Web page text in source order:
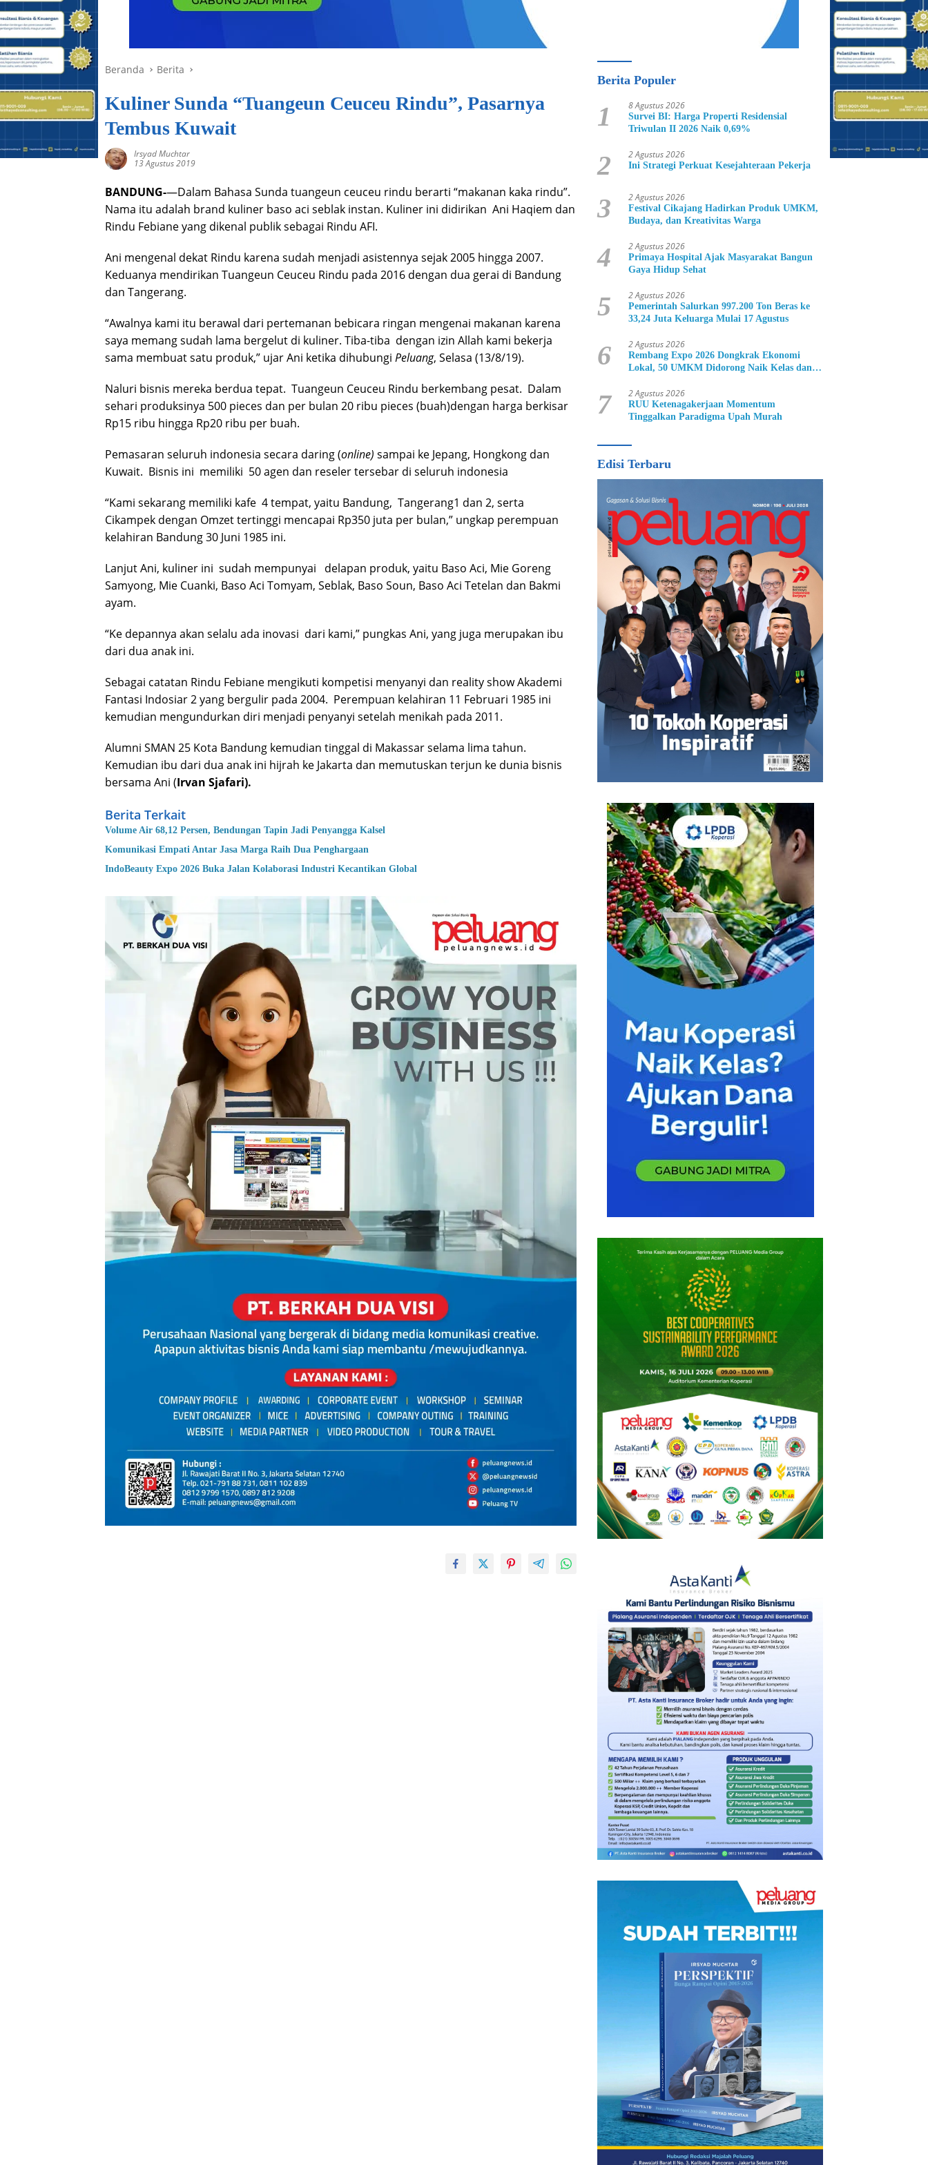
Beranda Berita
Kuliner Sunda “Tuangeun Ceuceu Rindu”, Pasarnya
Tembus Kuwait
Irsyad Muchtar
13 Agustus 2019
BANDUNG-—Dalam Bahasa Sunda tuangeun ceuceu rindu berarti “makanan kaka rindu”.
Nama itu adalah brand kuliner baso aci seblak instan. Kuliner ini didirikan Ani Haqiem dan
Rindu Febiane yang dikenal publik sebagai Rindu AFI.
Ani mengenal dekat Rindu karena sudah menjadi asistennya sejak 2005 hingga 2007.
Keduanya mendirikan Tuangeun Ceuceu Rindu pada 2016 dengan dua gerai di Bandung
dan Tangerang.
“Awalnya kami itu berawal dari pertemanan bebicara ringan mengenai makanan karena
saya memang sudah lama bergelut di kuliner. Tiba-tiba dengan izin Allah kami bekerja
sama membuat satu produk,” ujar Ani ketika dihubungi Peluang, Selasa (13/8/19).
Naluri bisnis mereka berdua tepat. Tuangeun Ceuceu Rindu berkembang pesat. Dalam
sehari produksinya 500 pieces dan per bulan 20 ribu pieces (buah)dengan harga berkisar
Rp15 ribu hingga Rp20 ribu per buah.
Pemasaran seluruh indonesia secara daring (online) sampai ke Jepang, Hongkong dan
Kuwait. Bisnis ini memiliki 50 agen dan reseler tersebar di seluruh indonesia
“Kami sekarang memiliki kafe 4 tempat, yaitu Bandung, Tangerang1 dan 2, serta
Cikampek dengan Omzet tertinggi mencapai Rp350 juta per bulan,” ungkap perempuan
kelahiran Bandung 30 Juni 1985 ini.
Lanjut Ani, kuliner ini sudah mempunyai delapan produk, yaitu Baso Aci, Mie Goreng
Samyong, Mie Cuanki, Baso Aci Tomyam, Seblak, Baso Soun, Baso Aci Tetelan dan Bakmi
ayam.
“Ke depannya akan selalu ada inovasi dari kami,” pungkas Ani, yang juga merupakan ibu
dari dua anak ini.
Sebagai catatan Rindu Febiane mengikuti kompetisi menyanyi dan reality show Akademi
Fantasi Indosiar 2 yang bergulir pada 2004. Perempuan kelahiran 11 Februari 1985 ini
kemudian mengundurkan diri menjadi penyanyi setelah menikah pada 2011.
Alumni SMAN 25 Kota Bandung kemudian tinggal di Makassar selama lima tahun.
Kemudian ibu dari dua anak ini hijrah ke Jakarta dan memutuskan terjun ke dunia bisnis
bersama Ani (Irvan Sjafari).
Berita Terkait
Volume Air 68,12 Persen, Bendungan Tapin Jadi Penyangga Kalsel
Komunikasi Empati Antar Jasa Marga Raih Dua Penghargaan
IndoBeauty Expo 2026 Buka Jalan Kolaborasi Industri Kecantikan Global
Berita Populer
1 8 Agustus 2026
Survei BI: Harga Properti Residensial
Triwulan II 2026 Naik 0,69%
2 2 Agustus 2026
Ini Strategi Perkuat Kesejahteraan Pekerja
3 2 Agustus 2026
Festival Cikajang Hadirkan Produk UMKM,
Budaya, dan Kreativitas Warga
4 2 Agustus 2026
Primaya Hospital Ajak Masyarakat Bangun
Gaya Hidup Sehat
5 2 Agustus 2026
Pemerintah Salurkan 997.200 Ton Beras ke
33,24 Juta Keluarga Mulai 17 Agustus
6 2 Agustus 2026
Rembang Expo 2026 Dongkrak Ekonomi
Lokal, 50 UMKM Didorong Naik Kelas dan
7 2 Agustus 2026
RUU Ketenagakerjaan Momentum
Tinggalkan Paradigma Upah Murah
Edisi Terbaru